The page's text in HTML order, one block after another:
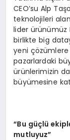
CEO’su Alp
teknolojileri
lider ürünümüz
birlikte big
yeni
pazarlardaki
ürünlerimizin
büyümesine
“Bu güçlü
mutluyuz”